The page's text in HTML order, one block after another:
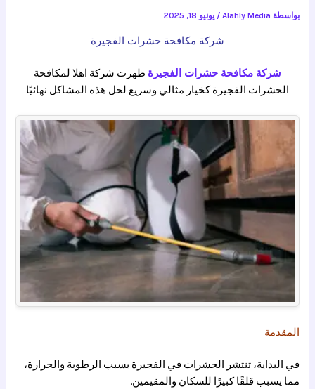
بواسطة Alahly Media
/يونيو 18, 2025
شركة مكافحة حشرات الفجيرة
شركة مكافحة حشرات الفجيرة ظهرت شركة اهلا لمكافحة
الحشرات الفجيرة كخيار مثالي وسريع لحل هذه المشاكل نهائيًا
المقدمة
في البداية، تنتشر الحشرات في الفجيرة بسبب الرطوبة والحرارة،
مما يسبب قلقًا كبيرًا للسكان والمقيمين.